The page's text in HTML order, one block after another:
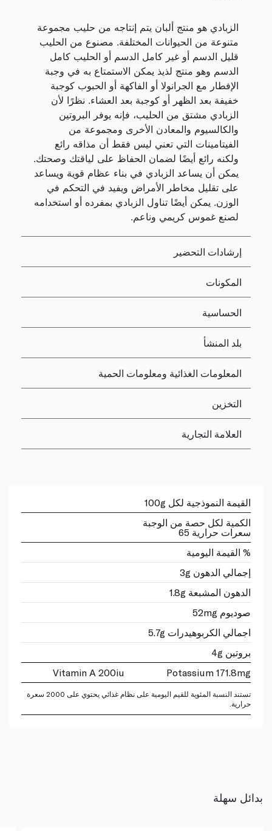
الزبادي هو منتج ألبان يتم إنتاجه من حليب مجموعة
متنوعة من الحيوانات المختلفة. مصنوع من الحليب
قليل الدسم أو غير كامل الدسم أو الحليب كامل
الدسم وهو منتج لذيذ يمكن الاستمتاع به في وجبة
الإفطار مع الجرانولا أو الفاكهة أو الحبوب كوجبة
خفيفة بعد الظهر أو كوجبة بعد العشاء. نظرًا لأن
الزبادي مشتق من الحليب، فإنه يوفر البروتين
والكالسيوم والمعادن الأخرى ومجموعة من
الفيتامينات التي تعني ليس فقط أن مذاقه رائع
ولكنه رائع أيضًا لضمان الحفاظ على لياقتك وصحتك.
يمكن أن يساعد الزبادي في بناء عظام قوية ويساعد
على تقليل مخاطر الأمراض ويفيد في التحكم في
الوزن. يمكن أيضًا تناول الزبادي بمفرده أو استخدامه
لصنع غموس كريمي وناعم.
إرشادات التحضير
المكونات
الحساسية
بلد المنشأ
المعلومات الغذائية ومعلومات الحمية
التخزين
العلامة التجارية
القيمة النموذجية لكل 100g
الكمية لكل حصة من الوجبة
سعرات حرارية 65
% القيمة اليومية
إجمالي الدهون 3g
الدهون المشبعة 1.8g
صوديوم 52mg
اجمالي الكربوهيدرات 5.7g
بروتين 4g
Vitamin A 200iu
Potassium 171.8mg
تستند النسبة المئوية للقيم اليومية على نظام غذائي يحتوي على 2000 سعرة
حرارية.
بدائل سهلة